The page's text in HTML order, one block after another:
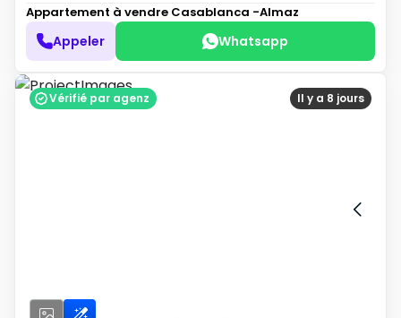
Appartement à vendre Casablanca -Almaz
Appeler Whatsapp
Il y a 8 jours
Vérifié par agenz